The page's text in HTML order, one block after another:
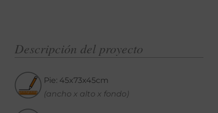
Descripción del proyecto
Pie: 45x73x45cm
(ancho x alto x fondo)